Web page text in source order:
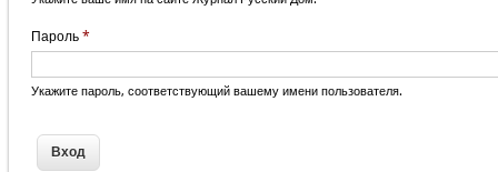
Пароль *
Укажите пароль, соответствующий вашему имени пользователя.